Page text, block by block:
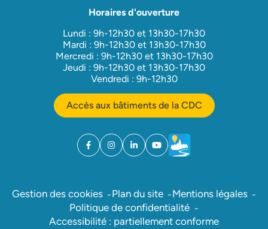
Horaires d'ouverture
Lundi : 9h-12h30 et 13h30-17h30
Mardi : 9h-12h30 et 13h30-17h30
Mercredi : 9h-12h30 et 13h30-17h30
Jeudi : 9h-12h30 et 13h30-17h30
Vendredi : 9h-12h30
Accès aux bâtiments de la CDC
Facebook
(ouverture dans un nouvel onglet)
Instagram
(ouverture dans un nouvel onglet)
Linkedin
(ouverture dans un nouvel onglet)
YouTube
(ouverture dans un nouvel
Météo
(ouverture dans un
Gestion des cookies Plan du site
Mentions légales
Politique de confidentialité
Accessibilité : partiellement conforme